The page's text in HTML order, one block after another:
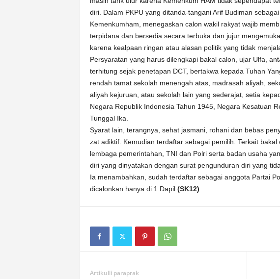
diri. Dalam PKPU yang ditanda-tangani Arif Budiman
Kemenkumham, menegaskan calon wakil rakyat wajib
terpidana dan bersedia secara terbuka dan jujur
karena kealpaan ringan atau alasan politik yang tidak
Persyaratan yang harus dilengkapi bakal calon, ujar Ulfa,
terhitung sejak penetapan DCT, bertakwa kepada Tuhan
rendah tamat sekolah menengah atas, madrasah aliyah,
aliyah kejuruan, atau sekolah lain yang sederajat, setia
Negara Republik Indonesia Tahun 1945, Negara Kesatuan
Tunggal Ika.
Syarat lain, terangnya, sehat jasmani, rohani dan bebas
zat adiktif. Kemudian terdaftar sebagai pemilih. Terkait
lembaga pemerintahan, TNI dan Polri serta badan usaha
diri yang dinyatakan dengan surat pengunduran diri yang
Ia menambahkan, sudah terdaftar sebagai anggota Partai
dicalonkan hanya di 1 Dapil. (SK12)
Artikulli paraprak